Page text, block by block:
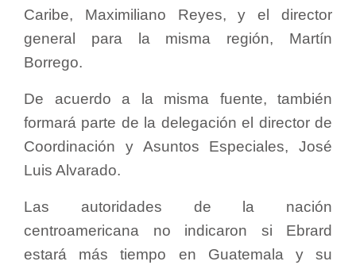
Caribe, Maximiliano Reyes, y el director
general para la misma región, Martín
Borrego.
De acuerdo a la misma fuente, también
formará parte de la delegación el director de
Coordinación y Asuntos Especiales, José
Luis Alvarado.
Las autoridades de la nación
centroamericana no indicaron si Ebrard
estará más tiempo en Guatemala y su